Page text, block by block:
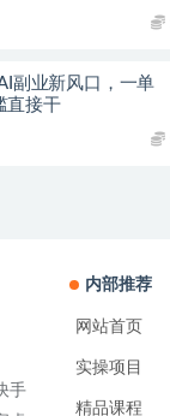
副业新风口，一单
直接干
手
内部推荐
网站首页
实操项目
精品课程